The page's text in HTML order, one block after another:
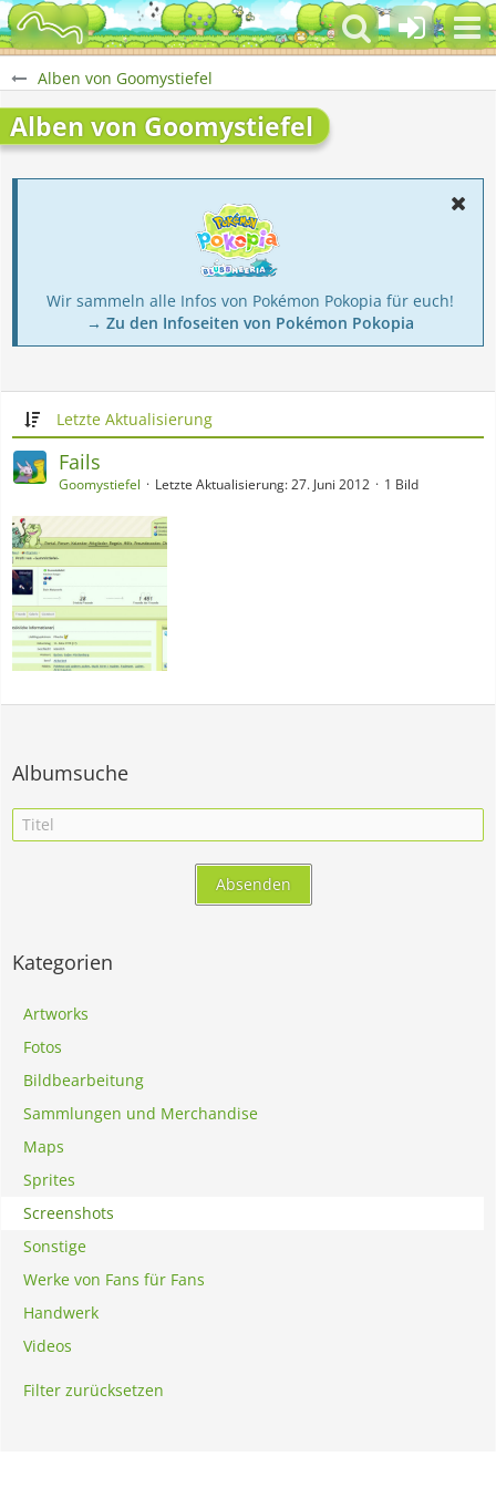
Alben von Goomystiefel
Alben von Goomystiefel
Wir sammeln alle Infos von Pokémon Pokopia für euch!
→ Zu den Infoseiten von Pokémon Pokopia
Letzte Aktualisierung
Fails
Goomystiefel Letzte Aktualisierung:27. Juni 2012 1 Bild
Albumsuche
Kategorien
Artworks
Fotos
Bildbearbeitung
Sammlungen und Merchandise
Maps
Sprites
Screenshots
Sonstige
Werke von Fans für Fans
Handwerk
Videos
Filter zurücksetzen